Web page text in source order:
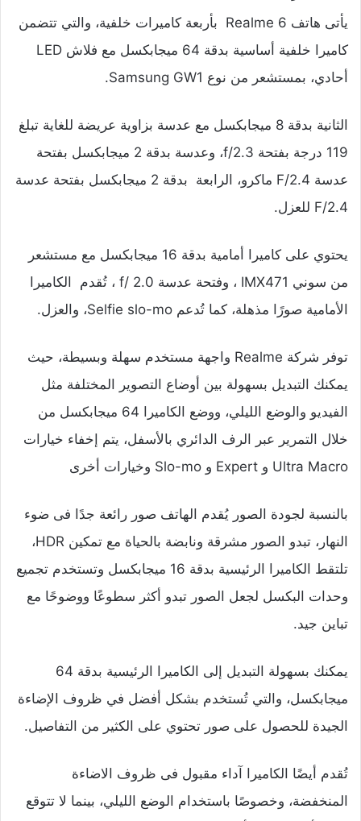
يأتى هاتف Realme 6 بأربعة كاميرات خلفية، والتي تتضمن
كاميرا خلفية أساسية بدقة 64 ميجابكسل مع فلاش LED
أحادي، بمستشعر من نوع Samsung GW1.
الثانية بدقة 8 ميجابكسل مع عدسة بزاوية عريضة للغاية تبلغ
119 درجة بفتحة f/2.3، وعدسة بدقة 2 ميجابكسل بفتحة
عدسة F/2.4 ماكرو، الرابعة بدقة 2 ميجابكسل بفتحة عدسة
F/2.4 للعزل.
يحتوي على كاميرا أمامية بدقة 16 ميجابكسل مع مستشعر
من سوني IMX471 ، وفتحة عدسة f/ 2.0 ، تُقدم الكاميرا
الأمامية صورًا مذهلة، كما تُدعم Selfie slo-mo، والعزل.
توفر شركة Realme واجهة مستخدم سهلة وبسيطة، حيث
يمكنك التبديل بسهولة بين أوضاع التصوير المختلفة مثل
الفيديو والوضع الليلي، ووضع الكاميرا 64 ميجابكسل من
خلال التمرير عبر الرف الدائري بالأسفل، يتم إخفاء خيارات
Ultra Macro و Expert و Slo-mo وخيارات أخرى
بالنسبة لجودة الصور يُقدم الهاتف صور رائعة جدًا فى ضوء
النهار، تبدو الصور مشرقة ونابضة بالحياة مع تمكين HDR،
تلتقط الكاميرا الرئيسية بدقة 16 ميجابكسل وتستخدم تجميع
وحدات البكسل لجعل الصور تبدو أكثر سطوعًا ووضوحًا مع
تباين جيد.
يمكنك بسهولة التبديل إلى الكاميرا الرئيسية بدقة 64
ميجابكسل، والتي تُستخدم بشكل أفضل في ظروف الإضاءة
الجيدة للحصول على صور تحتوي على الكثير من التفاصيل.
تُقدم أيضًا الكاميرا آداء مقبول فى ظروف الاضاءة
المنخفضة، وخصوصًا باستخدام الوضع الليلي، بينما لا تتوقع